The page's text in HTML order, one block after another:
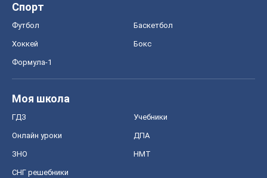
Спорт
Футбол Баскетбол
Хоккей Бокс
Формула-1
Моя школа
ГДЗ Учебники
Онлайн уроки ДПА
ЗНО НМТ
СНГ решебники